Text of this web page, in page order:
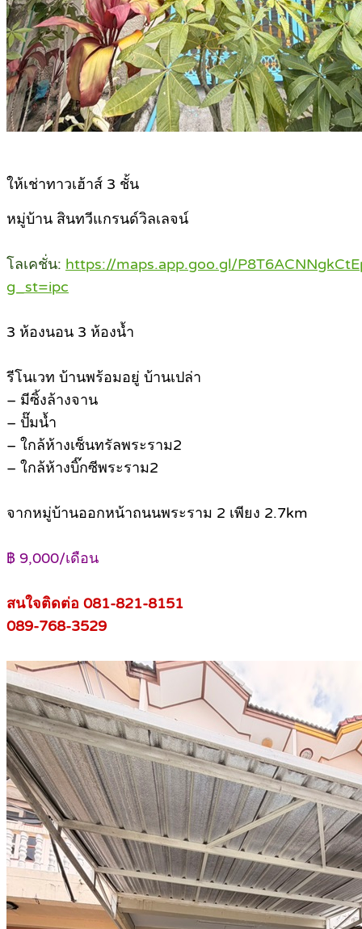
ให้เช่าทาวเฮ้าส์ 3 ชั้น
หมู่บ้าน สินทวีแกรนด์วิลเลจน์
โลเคชั่น: https://maps.app.goo.gl/
g_st=ipc
3 ห้องนอน 3 ห้องน้ำ
รีโนเวท บ้านพร้อมอยู่ บ้านเปล่า
– มีซิ้งล้างจาน
– ปั๊มน้ำ
– ใกล้ห้างเซ็นทรัลพระราม2
– ใกล้ห้างบิ๊กซีพระราม2
จากหมู่บ้านออกหน้าถนนพระราม 2 เพียง 2.7km
฿ 9,000/เดือน
สนใจติดต่อ 081-821-8151
089-768-3529